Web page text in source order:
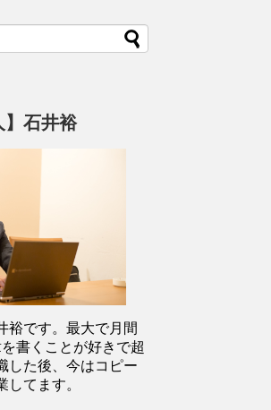
】石井裕
裕です。最大で月間
書くことが好きで超
した後、今はコピー
してます。